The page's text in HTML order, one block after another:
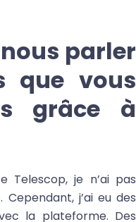
parler
que vous
grâce à
Telescop, je n’ai pas
j’ai eu des
la plateforme. Des